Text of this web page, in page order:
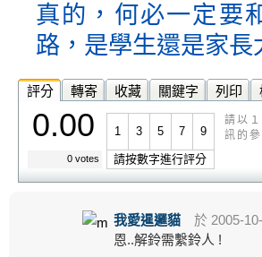
真的，何必一定要
路，是學生還是家
評分 轉寄 收藏 關鍵字 列印
0.00
0 votes
1 3 5 7 9
請按數字進行評分
請以
訊的
我愛暹邏貓
於 2005-
恩..解鈴需繫鈴人 !